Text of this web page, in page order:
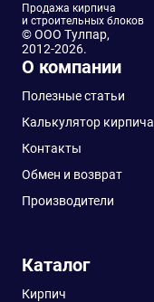
Продажа кирпича
и строительных блоков
© ООО Тулпар,
2012-2026.
О компании
Полезные статьи
Калькулятор кирпича
Контакты
Обмен и возврат
Производители
Каталог
Кирпич